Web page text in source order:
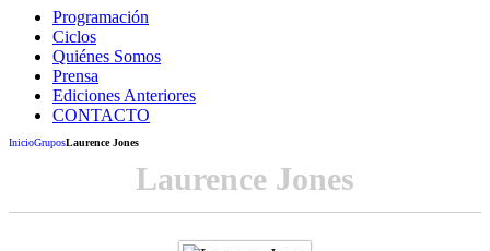
Programación
Ciclos
Quiénes Somos
Prensa
Ediciones Anteriores
CONTACTO
InicioGruposLaurence Jones
Laurence Jones